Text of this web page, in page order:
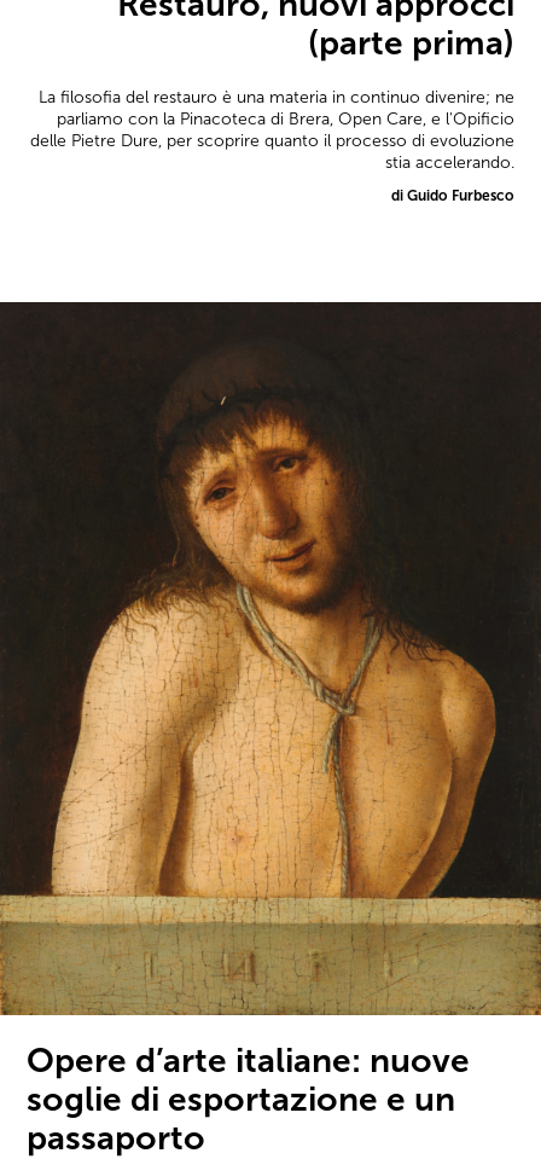
(parte prima)
La filosofia del restauro è una materia in continuo divenire; ne
parliamo con la Pinacoteca di Brera, Open Care, e l'Opificio
delle Pietre Dure, per scoprire quanto il processo di evoluzione
stia accelerando.
di Guido Furbesco
Opere d’arte italiane: nuove
soglie di esportazione e un
passaporto